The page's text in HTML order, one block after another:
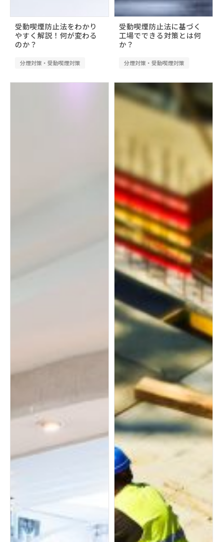
受動喫煙防止法をわかり
やすく解説！何が変わる
のか？
分煙対策・受動喫煙対策
受動喫煙防止法に基づく
工場でできる対策とは何
か？
分煙対策・受動喫煙対策